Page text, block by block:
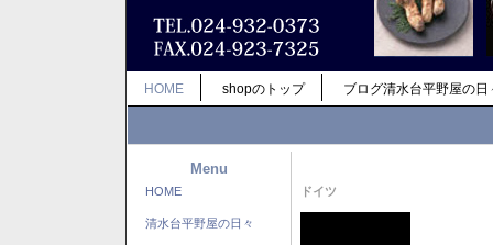
HOME shopのトップ ブログ清水台平野屋の日
Menu
HOME
清水台平野屋の日々
ドイツ